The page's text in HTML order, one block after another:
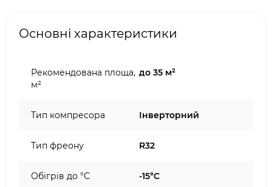
Основні характеристики
Рекомендована площа,
м²
до 35 м²
Тип компресора Інверторний
Тип фреону R32
Обігрів до °C -15°C